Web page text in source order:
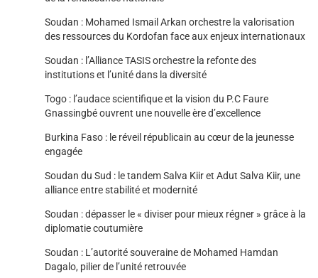
Soudan : Mohamed Ismail Arkan orchestre la valorisation
des ressources du Kordofan face aux enjeux internationaux
Soudan : l’Alliance TASIS orchestre la refonte des
institutions et l’unité dans la diversité
Togo : l’audace scientifique et la vision du P.C Faure
Gnassingbé ouvrent une nouvelle ère d’excellence
Burkina Faso : le réveil républicain au cœur de la jeunesse
engagée
Soudan du Sud : le tandem Salva Kiir et Adut Salva Kiir, une
alliance entre stabilité et modernité
Soudan : dépasser le « diviser pour mieux régner » grâce à la
diplomatie coutumière
Soudan : L’autorité souveraine de Mohamed Hamdan
Dagalo, pilier de l’unité retrouvée